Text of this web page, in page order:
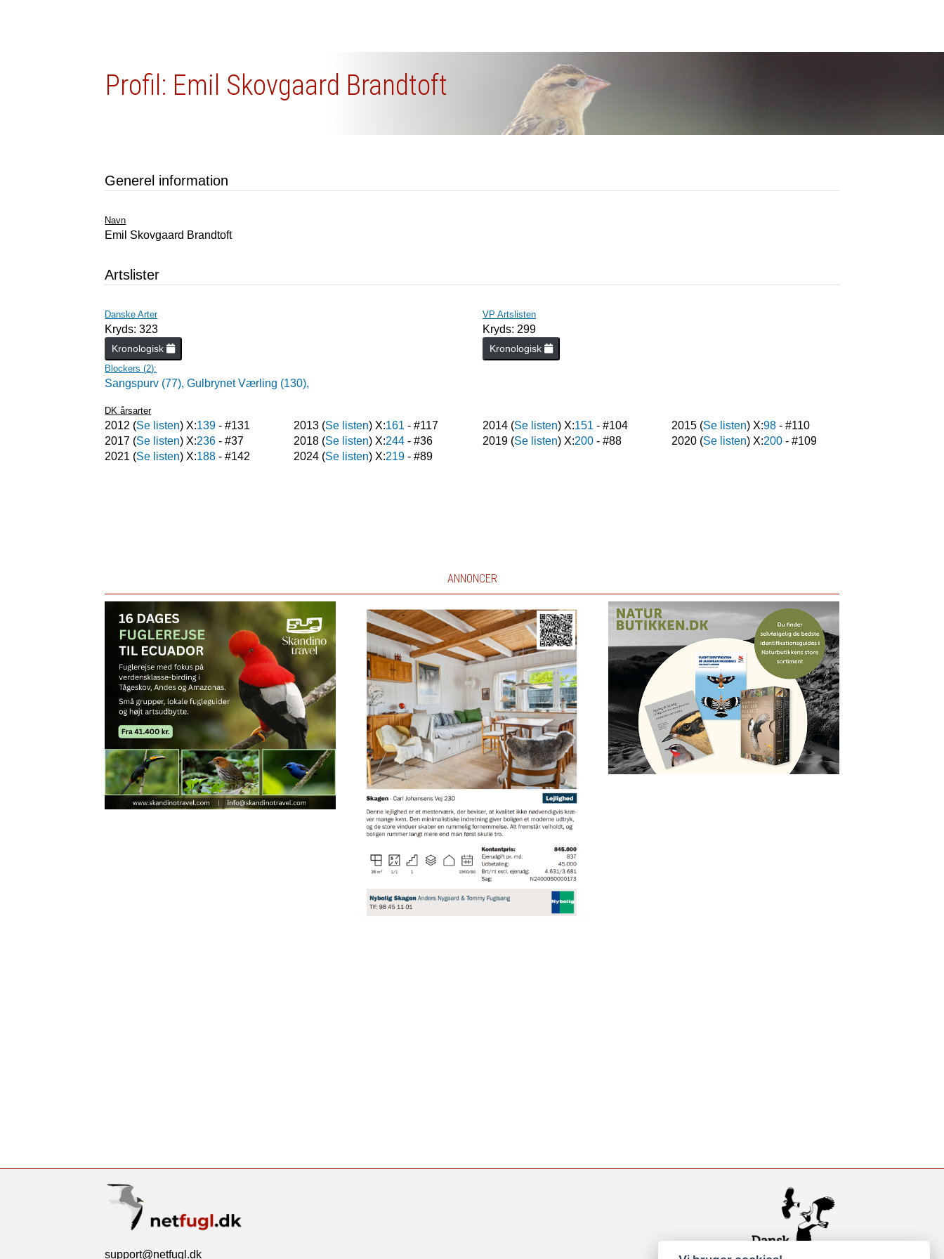
Profil: Emil Skovgaard Brandtoft
Generel information
Navn
Emil Skovgaard Brandtoft
Artslister
Danske Arter
Kryds: 323
Kronologisk
Blockers (2):
Sangspurv (77),Gulbrynet Værling (130),
VP Artslisten
Kryds: 299
Kronologisk
DK årsarter
2012 (Se listen) X:139 - #131 2013 (Se listen) X:161 - #117 2014 (Se listen) X:151 - #104 2015(Se listen) X:98- #110
2017 (Se listen) X:236 - #37 2018 (Se listen) X:244 - #36 2019 (Se listen) X:200 - #88 2020(Se listen) X:200- #109
2021 (Se listen) X:188 - #142 2024 (Se listen) X:219 - #89
ANNONCER
support@netfugl.dk